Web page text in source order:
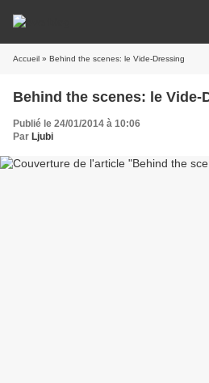
Accueil » Behind the scenes: le Vide-Dressing
Behind the scenes: le Vide-
Publié le 24/01/2014 à 10:06
Par Ljubi